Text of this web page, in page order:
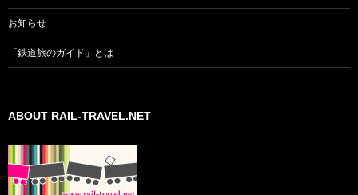
お知らせ
「鉄道旅のガイド」とは
ABOUT RAIL-TRAVEL.NET